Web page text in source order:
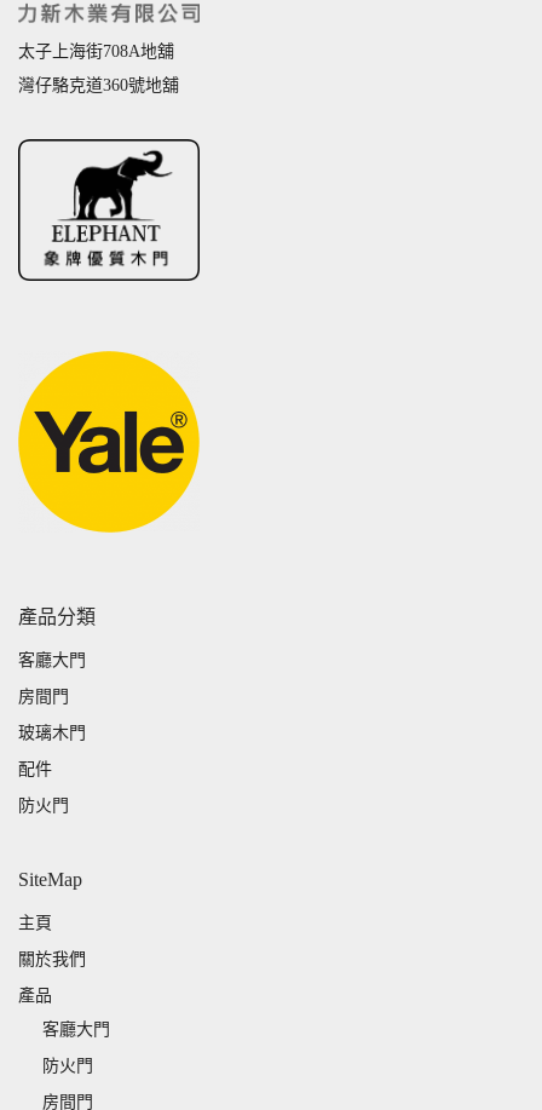
太子上海街708A地舖
灣仔駱克道360號地舖
產品分類
客廳大門
房間門
玻璃木門
配件
防火門
SiteMap
主頁
關於我們
產品
客廳大門
防火門
房間門